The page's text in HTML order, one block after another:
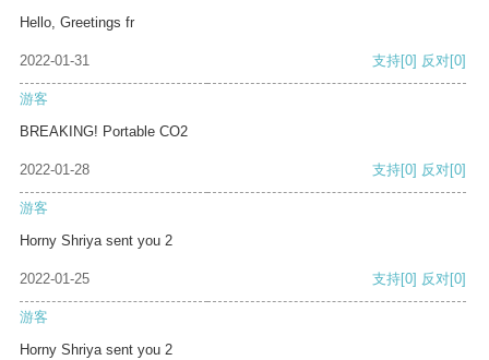
Hello, Greetings fr
2022-01-31 支持[0] 反对[0]
游客
BREAKING! Portable CO2
2022-01-28 支持[0] 反对[0]
游客
Horny Shriya sent you 2
2022-01-25 支持[0] 反对[0]
游客
Horny Shriya sent you 2